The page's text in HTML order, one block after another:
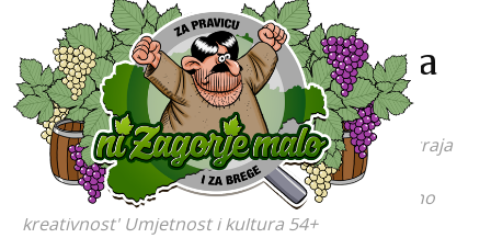
U svima nama se skriva
umjetnik: Izložba vitraja
polaznika radionice
U petak 17. svibnja u 19 sati otvorenje izložbe vitraja
polaznika radionice koju je organiziralo Pučko
otvoreno učilište Krapina iz projekta 'OK! Otkrijmo
kreativnost' Umjetnost i kultura 54+